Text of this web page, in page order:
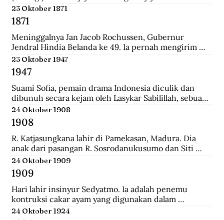
persatuan seniman Belanda mengadakan pameran
lukisan untuk seniman Indonesia, sehingga seniman
Indonesia juga mau memamerkan karyanya.
23 Oktober 1871
1871
Meninggalnya Jan Jacob Rochussen, Gubernur
Jendral Hindia Belanda ke 49. Ia pernah mengirim
ekspedisi ke Bali, Palembang, Bangka, Sulawesi
Selatan, dan lainnya. Ia juga yang meresmikan
pembukaan tambang batu bara di wilayah Kesultanan
Banjar yang dinamakan Tambang Batu Bara Oranje
Nassau.
23 Oktober 1947
1947
Suami Sofia, pemain drama Indonesia diculik dan
dibunuh secara kejam oleh Lasykar Sabilillah, sebuah
unit bagian dari kelompok DI/TII. Sejak itulah ia
harus berjuang untuk mneghidupi anak-anaknya dan
keluar dari dunia ketenarannya.
24 Oktober 1908
1908
R. Katjasungkana lahir di Pamekasan, Madura. Dia
anak dari pasangan R. Sosrodanukusumo dan Siti
Rusuli. Sosrodanukusumo, wedana di Sampang dan
Bangkalan, merupakan lulusan terbaik Sekolah
Pegawai Pangreh Praja (Mosvia) di Probolinggo,
pendiri Sarikat Islam di Sampang, serta aktivis
koperasi garam rakyat yang berjuang agar harga
garam tak ditentukan sewenang-wenang oleh
24 Oktober 1909
1909
Hari lahir insinyur Sedyatmo. Ia adalah penemu
kontruksi cakar ayam yang digunakan dalam
bangunan-bangunan tinggi. Sedyatmo menyelesaikan
24 Oktober 1924